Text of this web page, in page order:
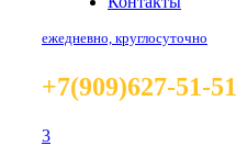
ежедневно, круглосуточно
+7(909)627-51-51
3